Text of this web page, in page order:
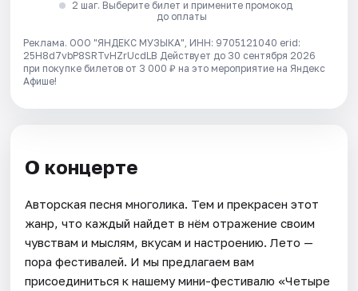
2 шаг. Выберите билет и примените промокод
до оплаты
Реклама. ООО "ЯНДЕКС МУЗЫКА", ИНН: 9705121040 erid:
25H8d7vbP8SRTvHZrUcdLB Действует до 30 сентября 2026
при покупке билетов от 3 000 ₽ на это мероприятие на Яндекс
Афише!
О концерте
Авторская песня многолика. Тем и прекрасен этот
жанр, что каждый найдет в нём отражение своим
чувствам и мыслям, вкусам и настроению. Лето —
пора фестивалей. И мы предлагаем вам
присоединиться к нашему мини-фестивалю «Четыре